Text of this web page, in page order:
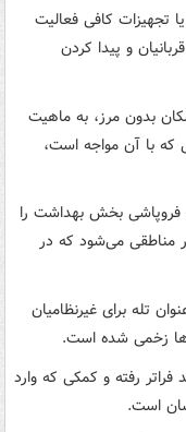
تجهیزات کافی فعالیت
و پیدا کردن
بدون مرز، به ماهیت
که با آن مواجه است،
فروپاشی بخش بهداشت را
مناطقی می‌شود که در
تله برای غیرنظامیان
زخمی شده است.
غذایی و دارویی در غزه از ۹۰ درصد فراتر رفته و کمکی که وارد
است.